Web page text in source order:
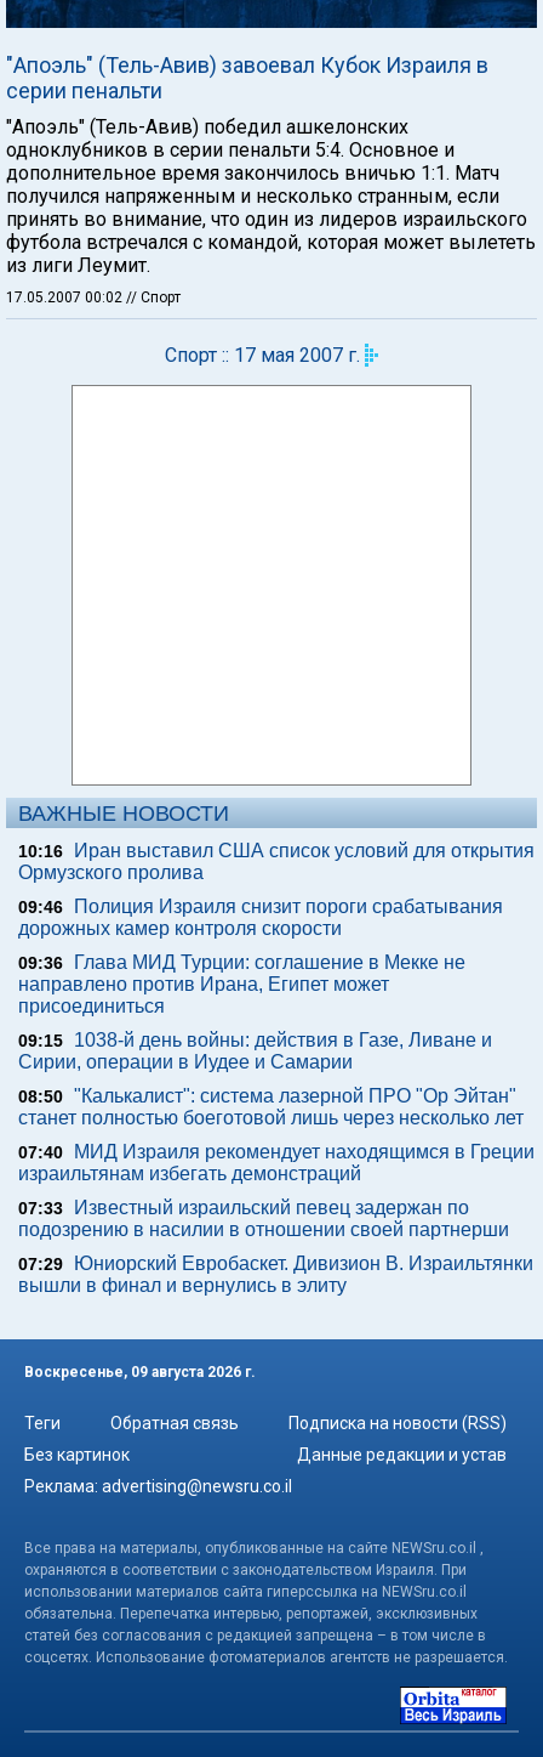
"Апоэль" (Тель-Авив) завоевал Кубок Израиля в
серии пенальти
"Апоэль" (Тель-Авив) победил ашкелонских
одноклубников в серии пенальти 5:4. Основное и
дополнительное время закончилось вничью 1:1. Матч
получился напряженным и несколько странным, если
принять во внимание, что один из лидеров израильского
футбола встречался с командой, которая может вылететь
из лиги Леумит.
17.05.2007 00:02 // Спорт
Спорт :: 17 мая 2007 г.
ВАЖНЫЕ НОВОСТИ
10:16
Иран выставил США список условий для открытия
Ормузского пролива
09:46
Полиция Израиля снизит пороги срабатывания
дорожных камер контроля скорости
09:36
Глава МИД Турции: соглашение в Мекке не
направлено против Ирана, Египет может
присоединиться
09:15
1038-й день войны: действия в Газе, Ливане и
Сирии, операции в Иудее и Самарии
08:50 "Калькалист": система лазерной ПРО "Ор Эйтан"
станет полностью боеготовой лишь через несколько лет
07:40
МИД Израиля рекомендует находящимся в Греции
израильтянам избегать демонстраций
07:33
Известный израильский певец задержан по
подозрению в насилии в отношении своей партнерши
07:29
Юниорский Евробаскет. Дивизион В. Израильтянки
вышли в финал и вернулись в элиту
Воскресенье, 09 августа 2026 г.
Теги Обратная связь
Подписка на новости (RSS)
Без картинок
Данные редакции и устав
Реклама: advertising@newsru.co.il
Все права на материалы, опубликованные на сайте NEWSru.co.il ,
охраняются в соответствии с законодательством Израиля. При
использовании материалов сайта гиперссылка на NEWSru.co.il
обязательна. Перепечатка интервью, репортажей, эксклюзивных
статей без согласования с редакцией запрещена – в том числе в
соцсетях. Использование фотоматериалов агентств не разрешается.